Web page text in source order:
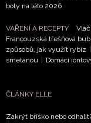
Přihlášením k
podmínkami
potvrzujete, že
Vašimi údaji
boty na léto 2026
VAŘENÍ A RECEPTY
Francouzská třešňová
způsobů, jak využít rybíz |
smetanou | Domácí
ČLÁNKY ELLE
Zakrýt bříško nebo